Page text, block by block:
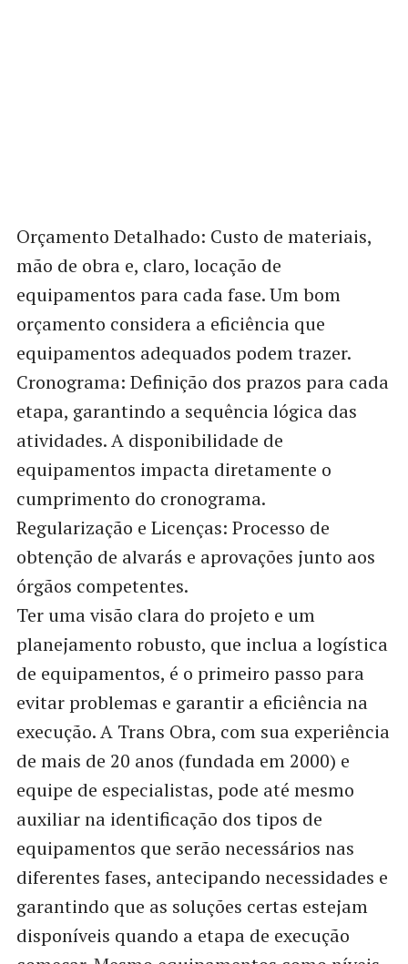
Orçamento Detalhado: Custo de materiais,
mão de obra e, claro, locação de
equipamentos para cada fase. Um bom
orçamento considera a eficiência que
equipamentos adequados podem trazer.
Cronograma: Definição dos prazos para cada
etapa, garantindo a sequência lógica das
atividades. A disponibilidade de
equipamentos impacta diretamente o
cumprimento do cronograma.
Regularização e Licenças: Processo de
obtenção de alvarás e aprovações junto aos
órgãos competentes.
Ter uma visão clara do projeto e um
planejamento robusto, que inclua a logística
de equipamentos, é o primeiro passo para
evitar problemas e garantir a eficiência na
execução. A Trans Obra, com sua experiência
de mais de 20 anos (fundada em 2000) e
equipe de especialistas, pode até mesmo
auxiliar na identificação dos tipos de
equipamentos que serão necessários nas
diferentes fases, antecipando necessidades e
garantindo que as soluções certas estejam
disponíveis quando a etapa de execução